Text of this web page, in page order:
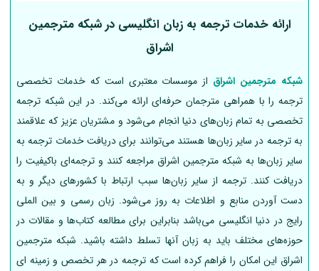
ارائه خدمات ترجمه به زبان انگلیسی در شبکه مترجمین
اشراق
شبکه مترجمین اشراق از موسسات معتبری است که خدمات تخصصی
ترجمه را با همراهی مترجمان حرفه‌ای ارائه می‌کند. در این شبکه ترجمه
تخصصی به تمام زبان‌های دنیا انجام می‌شود و مشتریان عزیز که علاقمند
به ترجمه در سایر زبان‌ها هستند می‌توانند برای دریافت خدمات ترجمه به
سایر زبان‌ها به شبکه مترجمین اشراق مراجعه کنند و ترجمه‌ای باکیفیت را
دریافت کنند. ترجمه از سایر زبان‌ها سبب ارتباط با کشورهای دیگر و به
دست آوردن منابع و اطلاعات به روز می‌شود. زبان رسمی و بین الملی
رایج در دنیا انگلیسی می‌باشد بنابراین برای مطالعه کتاب‌ها و مقالات در
حوزه‌های مختلف باید به زبان آنها تسلط داشته باشید. شبکه مترجمین
اشراق این امکان را فراهم کرده است که ترجمه در هر تخصص و زمینه ای